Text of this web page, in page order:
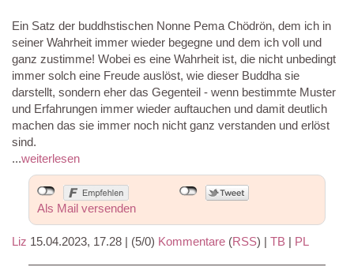
Ein Satz der buddhstischen Nonne Pema Chödrön, dem ich in
seiner Wahrheit immer wieder begegne und dem ich voll und
ganz zustimme! Wobei es eine Wahrheit ist, die nicht unbedingt
immer solch eine Freude auslöst, wie dieser Buddha sie
darstellt, sondern eher das Gegenteil - wenn bestimmte Muster
und Erfahrungen immer wieder auftauchen und damit deutlich
machen das sie immer noch nicht ganz verstanden und erlöst
sind.
...weiterlesen
Als Mail versenden
Liz 15.04.2023, 17.28 | (5/0) Kommentare (RSS) | TB | PL